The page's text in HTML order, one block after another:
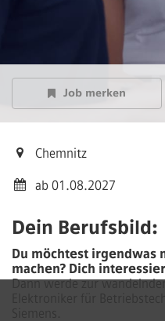
Job merken
Chemnitz
ab 01.08.2027
Dein Berufsbild:
Du möchtest irgendwas
machen? Dich
Dann werde zur
Elektroniker für